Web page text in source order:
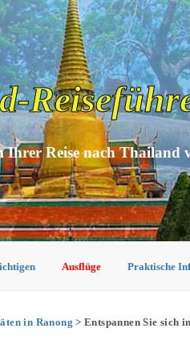
Reise nach Thailand
Ausflüge Praktische
in Ranong > Entspannen Sie sich